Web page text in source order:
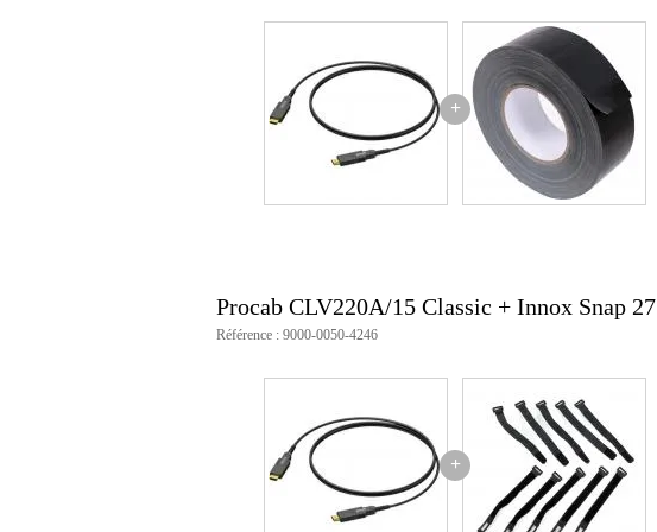
+
Procab CLV220A/15 Classic + Innox Snap 27
Référence : 9000-0050-4246
+